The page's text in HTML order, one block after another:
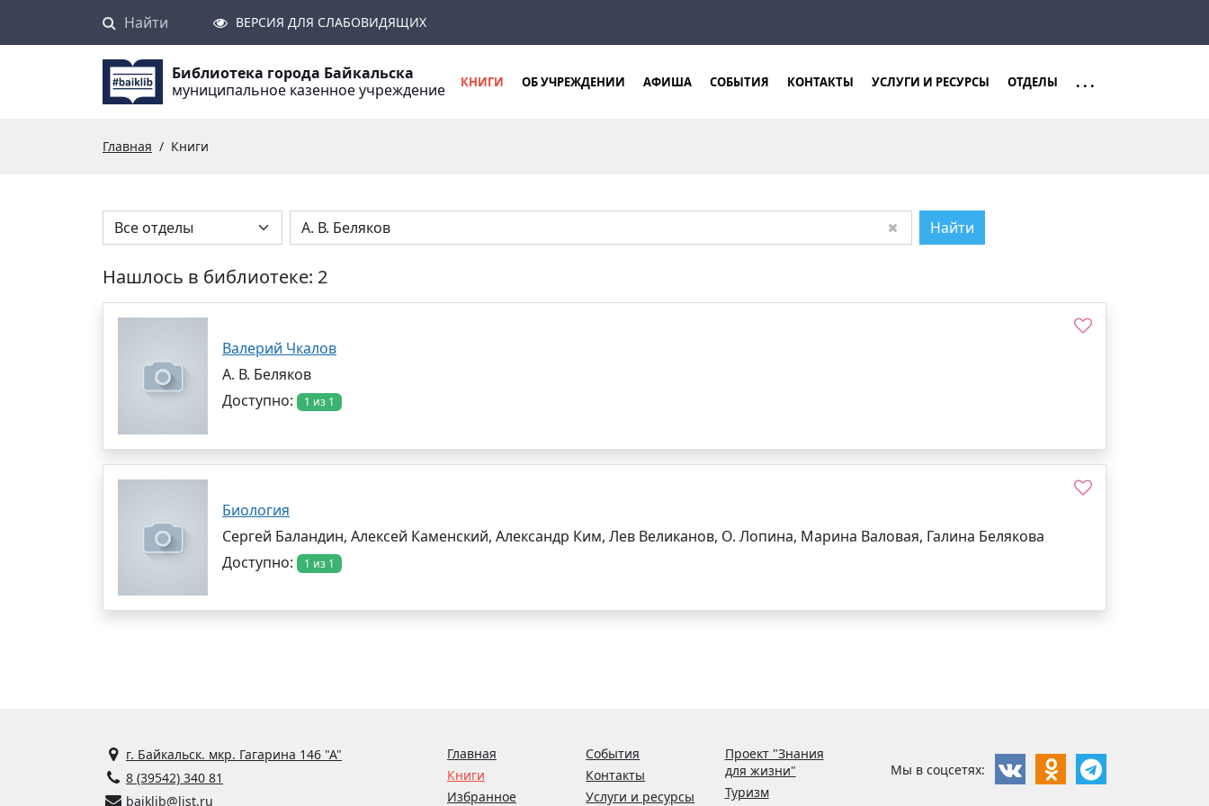
Найти
Нашлось в библиотеке: 2
Валерий Чкалов
А. В. Беляков
Доступно:
1 из 1
Биология
Сергей Баландин, Алексей Каменский, Александр Ким, Лев Великанов, О. Лопина, Марина Валовая, Галина Белякова
Доступно:
1 из 1
Поиск
Найти
Найти ВЕРСИЯ ДЛЯ СЛАБОВИДЯЩИХ
Библиотека города Байкальска
муниципальное казенное учреждение
КНИГИ ОБ УЧРЕЖДЕНИИ АФИША СОБЫТИЯ КОНТАКТЫ УСЛУГИ И РЕСУРСЫ ОТДЕЛЫ ...
Главная Книги
г. Байкальск. мкр. Гагарина 146 "А"
8 (39542) 340 81
baiklib@list.ru
Главная
Книги
Избранное
События
Контакты
Услуги и ресурсы
Проект "Знания
для жизни"
Туризм
Мы в соцсетях: